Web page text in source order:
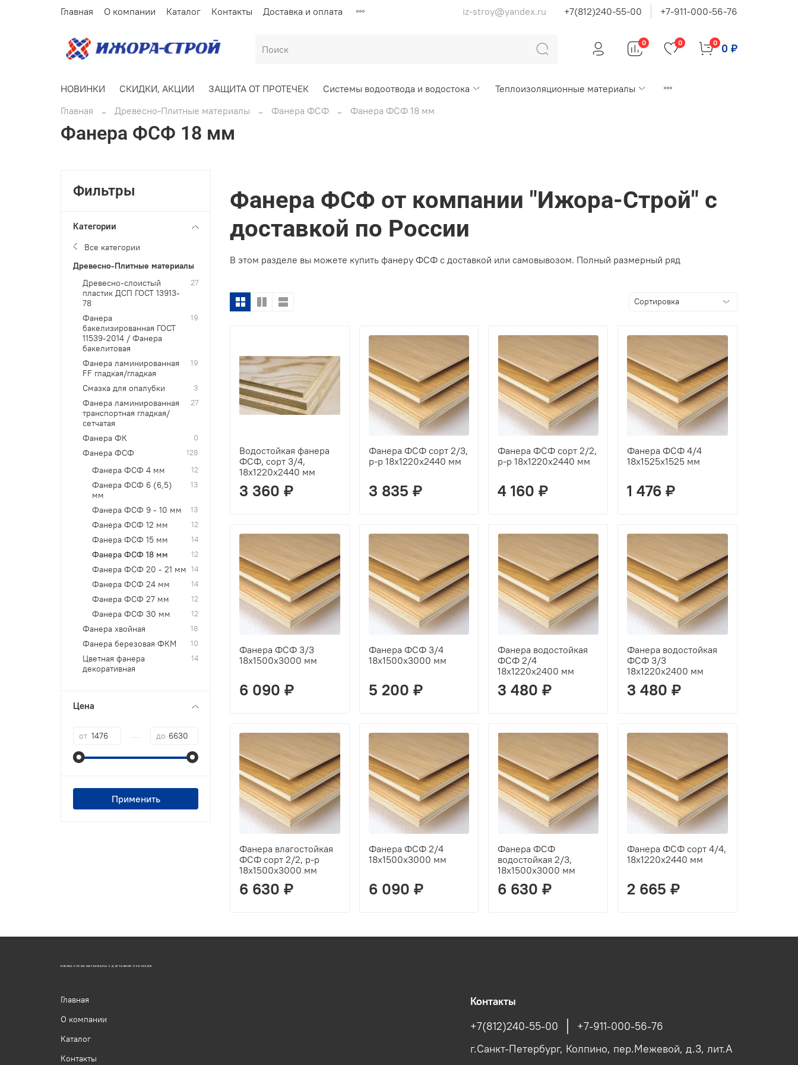
Главная О компании Каталог Контакты Доставка и оплата iz-stroy@yandex.ru +7(812)240-55-00 +7-911-000-56-76
0 0 0 0 ₽
НОВИНКИ СКИДКИ, АКЦИИ ЗАЩИТА ОТ ПРОТЕЧЕК Системы водоотвода и водостока
Теплоизоляционные материалы
Главная
Древесно-Плитные материалы Фанера ФСФ Фанера ФСФ 18 мм
Фанера ФСФ 18 мм
Фанера ФСФ от компании "Ижора-Строй" с
доставкой по России
В этом разделе вы можете купить фанеру ФСФ с доставкой или самовывозом. Полный размерный ряд
Водостойкая фанера
ФСФ, сорт 3/4,
18х1220х2440 мм
3 360 ₽
Фанера ФСФ сорт 2/3,
р-р 18х1220х2440 мм
3 835 ₽
Фанера ФСФ сорт 2/2,
р-р 18х1220х2440 мм
4 160 ₽
Фанера ФСФ 4/4
18х1525х1525 мм
1 476 ₽
Фанера ФСФ 3/3
18х1500х3000 мм
6 090 ₽
Фанера ФСФ 3/4
18х1500х3000 мм
5 200 ₽
Фанера водостойкая
ФСФ 2/4
18х1220х2400 мм
3 480 ₽
Фанера водостойкая
ФСФ 3/3
18х1220х2400 мм
3 480 ₽
Фанера влагостойкая
ФСФ сорт 2/2, р-р
18х1500х3000 мм
6 630 ₽
Фанера ФСФ 2/4
18х1500х3000 мм
6 090 ₽
Фанера ФСФ
водостойкая 2/3,
18х1500х3000 мм
6 630 ₽
Фанера ФСФ сорт 4/4,
18х1220х2440 мм
2 665 ₽
Фильтры
Категории
Все категории
Древесно-Плитные материалы
Древесно-слоистый
пластик ДСП ГОСТ 13913-
78
27
Фанера
бакелизированная ГОСТ
11539-2014 / Фанера
бакелитовая
19
Фанера ламинированная
FF гладкая/гладкая
19
Смазка для опалубки 3
Фанера ламинированная
транспортная гладкая/
сетчатая
27
Фанера ФК 0
Фанера ФСФ 128
Фанера ФСФ 4 мм 12
Фанера ФСФ 6 (6,5)
мм
13
Фанера ФСФ 9 - 10 мм 13
Фанера ФСФ 12 мм 12
Фанера ФСФ 15 мм 14
Фанера ФСФ 18 мм 12
Фанера ФСФ 20 - 21 мм 14
Фанера ФСФ 24 мм 14
Фанера ФСФ 27 мм 12
Фанера ФСФ 30 мм 12
Фанера хвойная 18
Фанера березовая ФКМ 10
Цветная фанера
декоративная
14
Цена
от до
Применить
ИЖОРА-СТРОЙ МАТЕРИАЛЫ С ДОСТАВКОЙ ПО РОССИИ
Главная
О компании
Каталог
Контакты
Контакты
+7(812)240-55-00
+7-911-000-56-76
г.Санкт-Петербург, Колпино, пер.Межевой, д.3, лит.А